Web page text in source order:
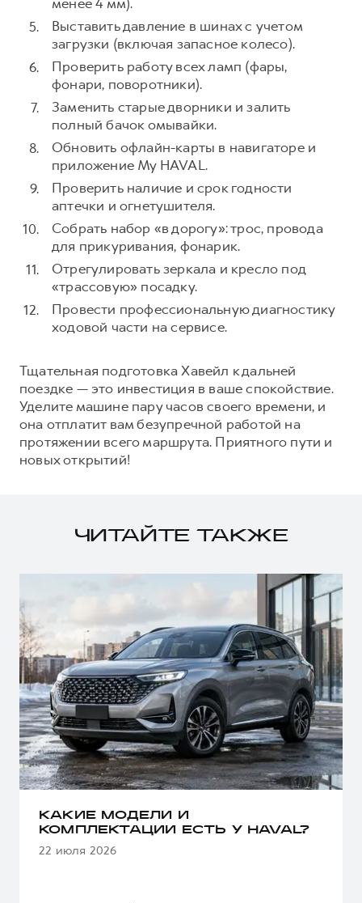
Выставить давление в шинах с учетом
загрузки (включая запасное колесо).
Проверить работу всех ламп (фары,
фонари, поворотники).
Заменить старые дворники и залить
полный бачок омывайки.
Обновить офлайн-карты в навигаторе и
приложение My HAVAL.
Проверить наличие и срок годности
аптечки и огнетушителя.
Собрать набор «в дорогу»: трос, провода
для прикуривания, фонарик.
Отрегулировать зеркала и кресло под
«трассовую» посадку.
Провести профессиональную диагностику
ходовой части на сервисе.
Тщательная подготовка Хавейл к дальней
поездке — это инвестиция в ваше спокойствие.
Уделите машине пару часов своего времени, и
она отплатит вам безупречной работой на
протяжении всего маршрута. Приятного пути и
новых открытий!
ЧИТАЙТЕ ТАКЖЕ
КАКИЕ МОДЕЛИ И
КОМПЛЕКТАЦИИ ЕСТЬ У HAVAL?
22 июля 2026